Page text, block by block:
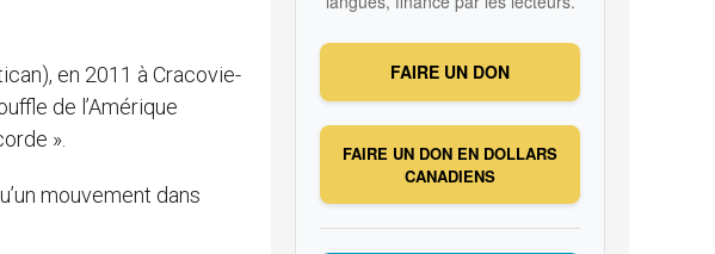
en 2011 à Cracovie-
de l’Amérique
».
mouvement dans
FAIRE UN DON
FAIRE UN DON EN DOLLARS
CANADIENS